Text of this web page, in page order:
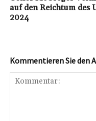
auf den Reichtum des
2024
Kommentieren Sie den